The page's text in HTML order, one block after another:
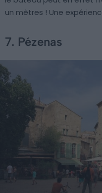
un mètres ! Une
7. Pézenas